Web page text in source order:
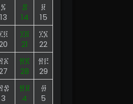
፯
13
፰
14
፱
15
፲፭
21
፲፮
22
፳፪
28
፳፫
29
3
፳፱
4
፴
5